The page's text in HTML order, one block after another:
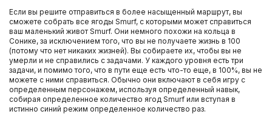
Если вы решите отправиться в более насыщенный маршрут, вы
сможете собрать все ягоды Smurf, с которыми может справиться
ваш маленький живот Smurf. Они немного похожи на кольца в
Сонике, за исключением того, что вы не получаете жизнь в 100
(потому что нет никаких жизней). Вы собираете их, чтобы вы не
умерли и не справились с задачами. У каждого уровня есть три
задачи, и помимо того, что в пути еще есть что-то еще, в 100%, вы не
можете с ними справиться. Обычно они включают в себя игру с
определенным персонажем, используя определенный навык,
собирая определенное количество ягод Smurf или вступая в
истинно синий режим определенное количество раз.